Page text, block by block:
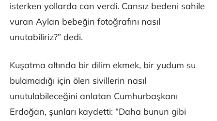
isterken yollarda can verdi. Cansız bedeni sahile
vuran Aylan bebeğin fotoğrafını nasıl
unutabiliriz?” dedi.
Kuşatma altında bir dilim ekmek, bir yudum su
bulamadığı için ölen sivillerin nasıl
unutulabileceğini anlatan Cumhurbaşkanı
Erdoğan, şunları kaydetti: “Daha bunun gibi